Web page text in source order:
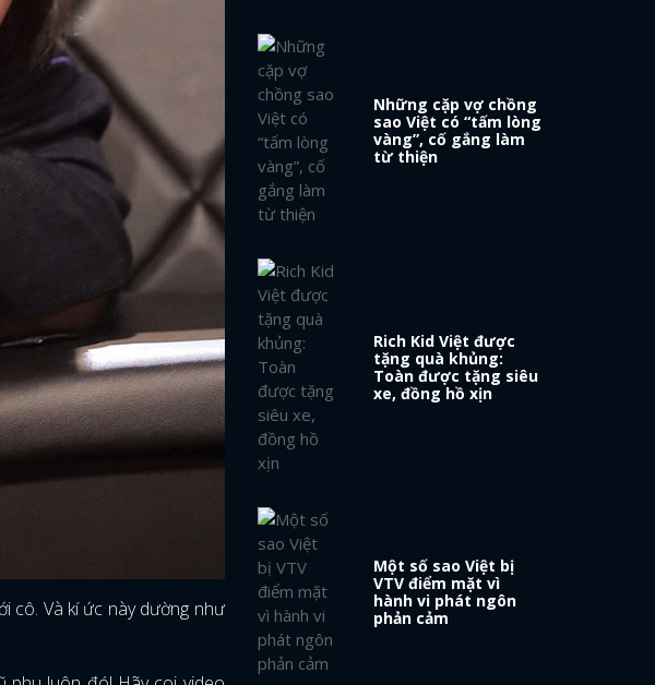
cô. Và kí ức này dường như
Những cặp vợ chồng
sao Việt có “tấm lòng
vàng”, cố gắng làm
từ thiện
Rich Kid Việt được
tặng quà khủng:
Toàn được tặng siêu
xe, đồng hồ xịn
Một số sao Việt bị
VTV điểm mặt vì
hành vi phát ngôn
phản cảm